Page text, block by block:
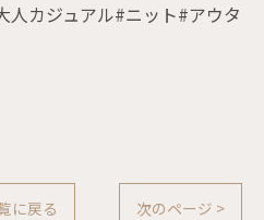
カジュアル#ニット#アウタ
に戻る 次のページ >